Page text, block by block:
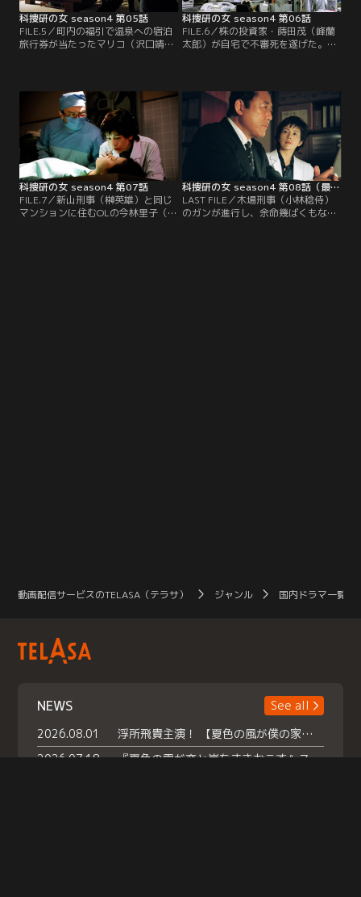
科捜研の女 season4 第05話
FILE.5／町内の福引で温泉への宿泊
旅行券が当たったマリコ（沢口靖
を船で渡った先にある古びた一軒
屋。客はマリコたちのほかは、三十
前後の女性5人のグループだけ。
科捜研の女 season4 第06話
FILE.6／株の投資家・蒔田茂（峰蘭
太郎）が自宅で不審死を遂げた。発
う。現場に急行したマリコ（沢口靖
子）は、新聞のたまり具合などか
ら、死亡したのは1週間前らしいと
聞かされる。辰子が休暇を取った直
後のことらしい。
科捜研の女 season4 第07話
FILE.7／新山刑事（榊英雄）と同じ
マンションに住むOLの今林里子（高
科捜研の女 season4 第08話（最終話）
LAST FILE／木場刑事（小林稔侍）
のガンが進行し、余命幾ばくもない
動画配信サービスのTELASA（テラサ） ジャンル 国内ドラマ一覧（
NEWS
See all
2026.08.01
浮所飛貴主演！ 【夏色の風が僕の家にやってきた】 本日よりテラサで独占配信スタート！
2026.07.18
『夏色の雲が恋と嵐をまきおこす』スペシャルメイキング 【Part1】2026年７月18日（土）23時30分～配信スタート！話題のシーンの裏側を大公開！豪華キャスト大集合！ 『武宮家 真夏の家族会議』開催！